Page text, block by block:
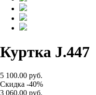
Куртка J.447
5 100.00 руб.
Скидка -40%
3 060.00 руб.